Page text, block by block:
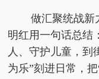
做汇聚统战新
明红用一句话总结
人、守护儿童，到
为乐”刻进日常，